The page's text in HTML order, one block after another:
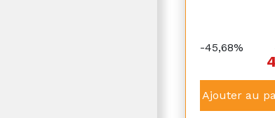
-45,68%
Ajouter au